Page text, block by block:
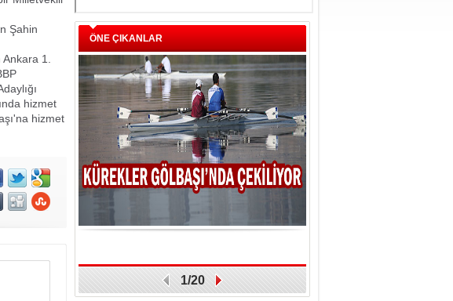
Şahin
1.
hizmet
hizmet
ÖNE ÇIKANLAR
1/20